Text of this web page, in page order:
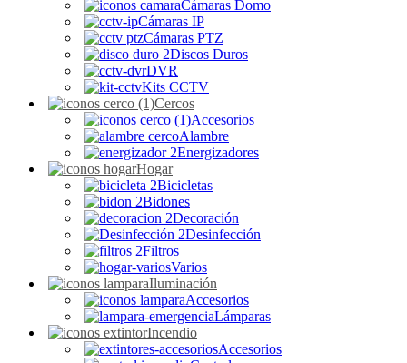
Cámaras Domo
Cámaras IP
Cámaras PTZ
Discos Duros
DVR
Kits CCTV
Cercos
Accesorios
Alambre
Energizadores
Hogar
Bicicletas
Bidones
Decoración
Desinfección
Filtros
Varios
Iluminación
Accesorios
Lámparas
Incendio
Accesorios